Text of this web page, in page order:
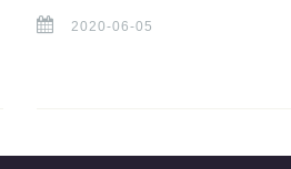
2020-06-05